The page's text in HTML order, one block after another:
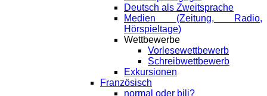
Deutsch als Zweitsprache
Medien (Zeitung, Radio,
Hörspieltage)
Wettbewerbe
Vorlesewettbewerb
Schreibwettbewerb
Exkursionen
Französisch
normal oder bili?